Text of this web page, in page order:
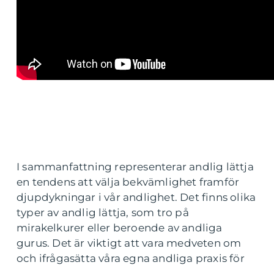
I sammanfattning representerar andlig lättja
en tendens att välja bekvämlighet framför
djupdykningar i vår andlighet. Det finns olika
typer av andlig lättja, som tro på
mirakelkurer eller beroende av andliga
gurus. Det är viktigt att vara medveten om
och ifrågasätta våra egna andliga praxis för